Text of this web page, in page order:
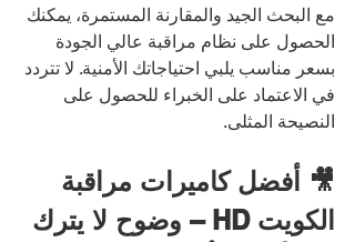
مع البحث الجيد والمقارنة المستمرة، يمكنك
الحصول على نظام مراقبة عالي الجودة
بسعر مناسب يلبي احتياجاتك الأمنية. لا تتردد
في الاعتماد على الخبراء للحصول على
النصيحة المثلى.
🎥 أفضل كاميرات مراقبة
الكويت HD – وضوح لا يترك